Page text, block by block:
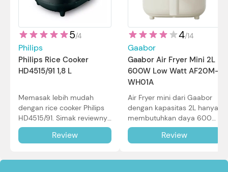
5/4
Philips
Philips Rice Cooker
HD4515/91 1,8 L
Memasak lebih mudah
dengan rice cooker Philips
HD4515/91. Simak reviewnya
di sini.
Review
4/14
Gaabor
Gaabor Air Fryer Mini 2L
600W Low Watt AF20M-
WH01A
Air Fryer mini dari Gaabor
dengan kapasitas 2L hanya
membutuhkan daya 600W
dalam pemakaian. Simak
review selengkapnya di sini.
Review